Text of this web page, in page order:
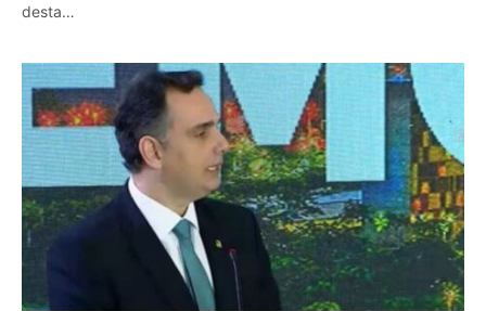
desta…